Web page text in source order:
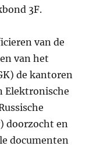
3F.
van de
van het
de kantoren
Elektronische
doorzocht en
documenten